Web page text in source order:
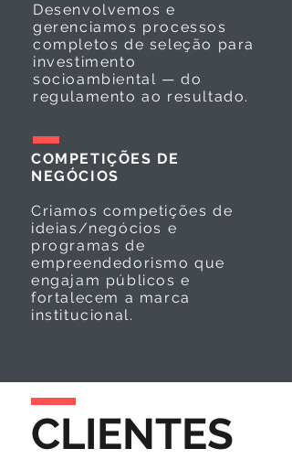
Desenvolvemos e
gerenciamos processos
completos de seleção para
investimento
socioambiental — do
regulamento ao resultado.
COMPETIÇÕES DE
NEGÓCIOS
Criamos competições de
ideias/negócios e
programas de
empreendedorismo que
engajam públicos e
fortalecem a marca
institucional.
CLIENTES